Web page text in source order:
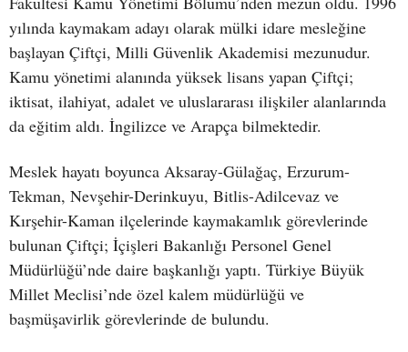
yılında kaymakam adayı olarak mülki idare mesleğine
başlayan Çiftçi, Milli Güvenlik Akademisi mezunudur.
Kamu yönetimi alanında yüksek lisans yapan Çiftçi;
iktisat, ilahiyat, adalet ve uluslararası ilişkiler alanlarında
da eğitim aldı. İngilizce ve Arapça bilmektedir.
Meslek hayatı boyunca Aksaray-Gülağaç, Erzurum-
Tekman, Nevşehir-Derinkuyu, Bitlis-Adilcevaz ve
Kırşehir-Kaman ilçelerinde kaymakamlık görevlerinde
bulunan Çiftçi; İçişleri Bakanlığı Personel Genel
Müdürlüğü’nde daire başkanlığı yaptı. Türkiye Büyük
Millet Meclisi’nde özel kalem müdürlüğü ve
başmüşavirlik görevlerinde de bulundu.